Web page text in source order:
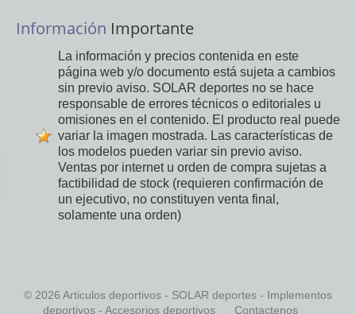
Información Importante
La información y precios contenida en este
página web y/o documento está sujeta a cambios
sin previo aviso. SOLAR deportes no se hace
responsable de errores técnicos o editoriales u
omisiones en el contenido. El producto real puede
variar la imagen mostrada. Las características de
los modelos pueden variar sin previo aviso.
Ventas por internet u orden de compra sujetas a
factibilidad de stock (requieren confirmación de
un ejecutivo, no constituyen venta final,
solamente una orden)
© 2026 Articulos deportivos - SOLAR deportes - Implementos
deportivos - Accesorios deportivos
Contactenos